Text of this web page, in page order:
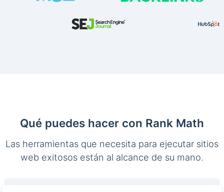
Qué puedes hacer con Rank Math
Las herramientas que necesita para ejecutar sitios
web exitosos están al alcance de su mano.